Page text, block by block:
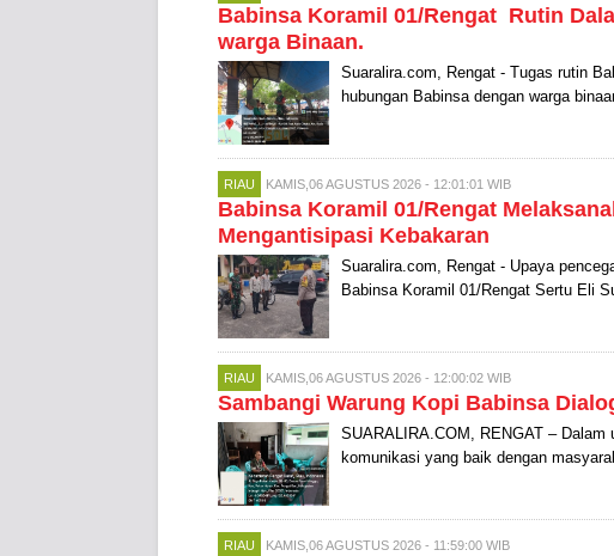
Babinsa Koramil 01/Rengat Rutin
warga Binaan.
Suaralira.com, Rengat - Tugas rutin
hubungan Babinsa dengan warga
RIAU KAMIS,06 AGUSTUS 2026 - 12:01:01 WIB
Babinsa Koramil 01/Rengat
Mengantisipasi Kebakaran
Suaralira.com, Rengat - Upaya
Babinsa Koramil 01/Rengat Sertu Eli
RIAU KAMIS,06 AGUSTUS 2026 - 12:00:02 WIB
Sambangi Warung Kopi Babinsa
SUARALIRA.COM, RENGAT – Dalam
komunikasi yang baik dengan
RIAU KAMIS,06 AGUSTUS 2026 - 11:59:00 WIB